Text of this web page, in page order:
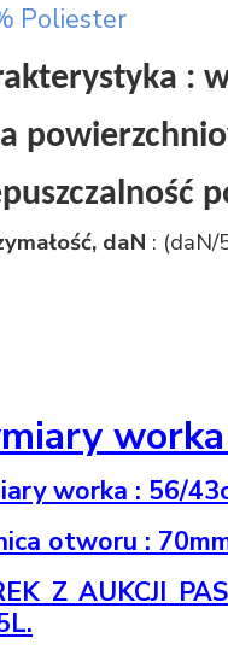
Poliester
:
daN : (daN/
worka
worka : 56/
otworu :
Z AUKCJI